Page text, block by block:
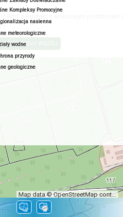
Map data © OpenStreetMap contributors, CC-BY-SA
Podkłady Mapy BDL
Kompleksy Promocyjne
nasienna
meteorologiczne
wodne
przyrody
geologiczne
o kontakt z właściwym podmiotem